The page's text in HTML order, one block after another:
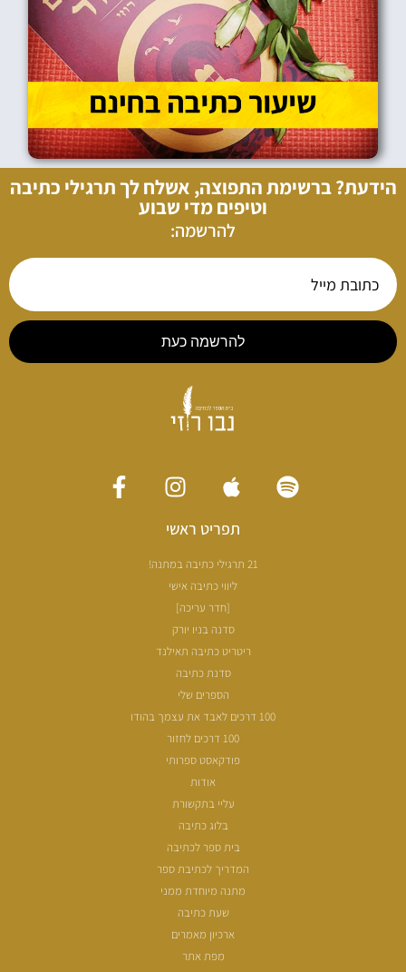
הידעת? ברשימת התפוצה, אשלח לך תרגילי כתיבה
וטיפים מדי שבוע
להרשמה:
להרשמה כעת
תפריט ראשי
21 תרגילי כתיבה במתנה!
ליווי כתיבה אישי
[חדר עריכה]
סדנה בניו יורק
ריטריט כתיבה תאילנד
סדנת כתיבה
הספרים שלי
100 דרכים לאבד את עצמך בהודו
100 דרכים לחזור
פודקאסט ספרותי
אודות
עליי בתקשורת
בלוג כתיבה
בית ספר לכתיבה
המדריך לכתיבת ספר
מתנה מיוחדת ממני
שעת כתיבה
ארכיון מאמרים
מפת אתר